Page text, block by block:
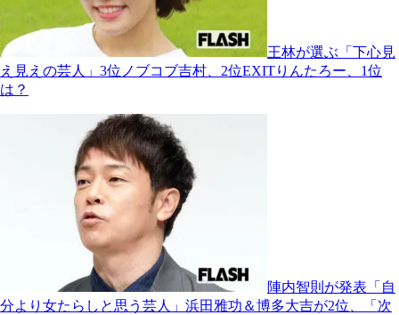
王林が選ぶ「下心見
え見えの芸人」3位ノブコブ吉村、2位EXITりんたろー、1位
は？
陣内智則が発表「自
分より女たらしと思う芸人」浜田雅功＆博多大吉が2位、「次